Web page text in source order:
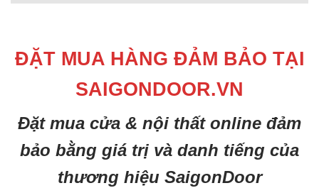
ĐẶT MUA HÀNG ĐẢM BẢO TẠI
SAIGONDOOR.VN
Đặt mua cửa & nội thất online đảm
bảo bằng giá trị và danh tiếng của
thương hiệu SaigonDoor